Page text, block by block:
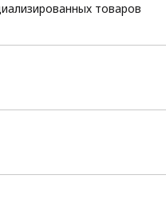
товаров